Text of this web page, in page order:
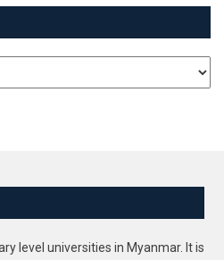
level universities in Myanmar. It is